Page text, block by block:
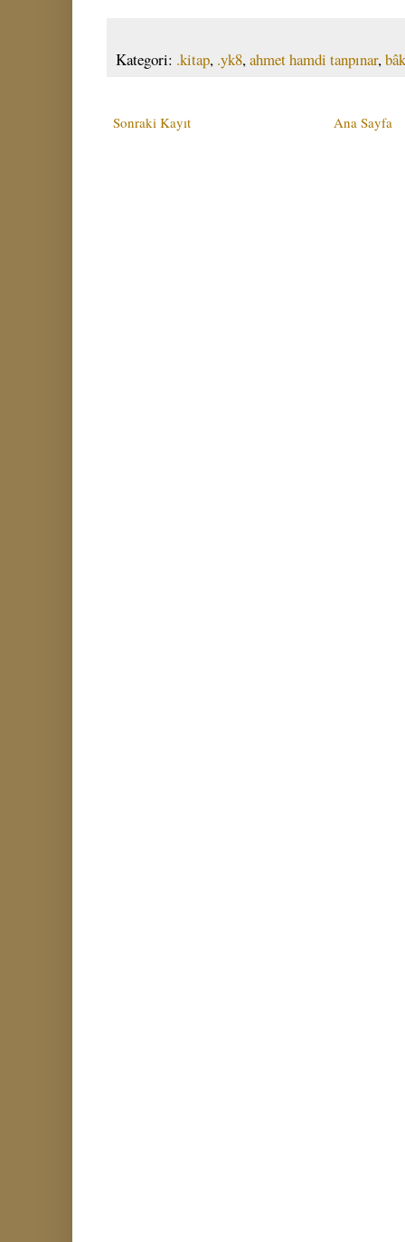
Kategori: .kitap, .yk8,ahmet hamdi tanpınar,
Sonraki Kayıt Ana Sayfa